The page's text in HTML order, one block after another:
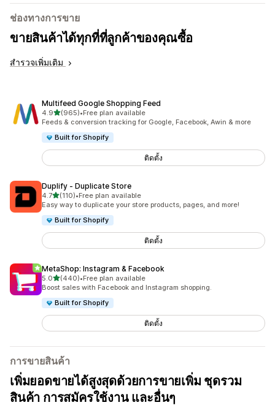
ช่องทางการขาย
ขายสินค้าได้ทุกที่ที่ลูกค้าของคุณซื้อ
สำรวจเพิ่มเติม
Multifeed Google Shopping Feed
4.9เต็ม 5 ดาว
(965)
ทั้งหมด 965 รีวิว
•Free plan available
Feeds & conversion tracking for Google, Facebook, Awin & more
Built for Shopify
ติดตั้ง
Duplify ‑ Duplicate Store
4.7เต็ม 5 ดาว
(110)
ทั้งหมด 110 รีวิว
•Free plan available
Easy way to duplicate your store products, pages, and more!
Built for Shopify
ติดตั้ง
MetaShop: Instagram & Facebook
5.0เต็ม 5 ดาว
(440)
ทั้งหมด 440 รีวิว
•Free plan available
Boost sales with Facebook and Instagram shopping.
Built for Shopify
ติดตั้ง
การขายสินค้า
เพิ่มยอดขายได้สูงสุดด้วยการขายเพิ่ม ชุดรวม
สินค้า การสมัครใช้งาน และอื่นๆ